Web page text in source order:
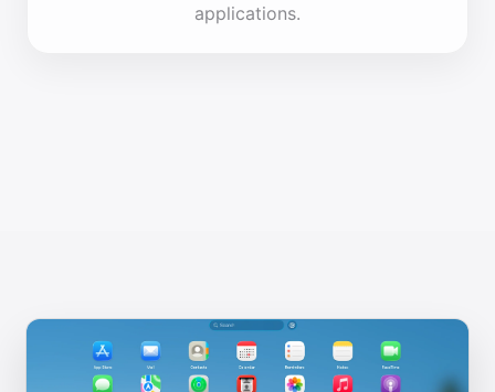
applications.